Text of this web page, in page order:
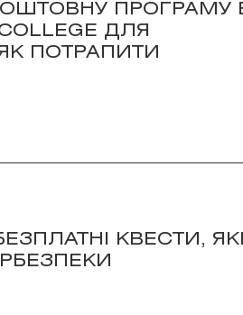
ПРОГРАМУ
ДЛЯ
ПОТРАПИТИ
КВЕСТИ, ЯКІ